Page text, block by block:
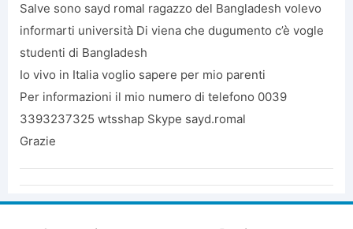
Salve sono sayd romal ragazzo del Bangladesh volevo
informarti università Di viena che dugumento c’è vogle
studenti di Bangladesh
Io vivo in Italia voglio sapere per mio parenti
Per informazioni il mio numero di telefono 0039
3393237325 wtsshap Skype sayd.romal
Grazie